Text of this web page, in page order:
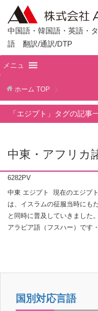
中国語・韓国語・英語・
語 翻訳/通訳/DTP
メニュ
ホーム TOP
「エジプト」タグの記事
中東・アフリカ
6282PV
中東 エジプト 現在のエジプ
は、イスラムの征服当時にも
と同時に普及していきました
アラビア語（フスハー）です
国別対応言語